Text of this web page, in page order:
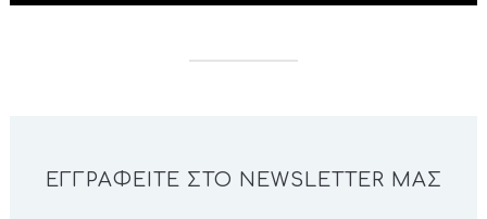
ΕΓΓΡΑΦΕΊΤΕ ΣΤΟ NEWSLETTER ΜΑΣ